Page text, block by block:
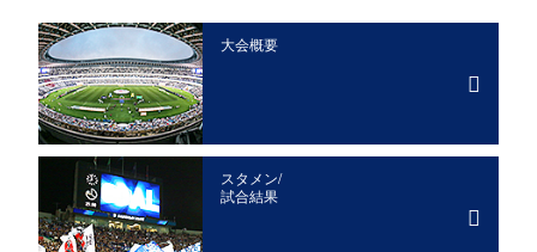
大会概要
スタメン/
試合結果